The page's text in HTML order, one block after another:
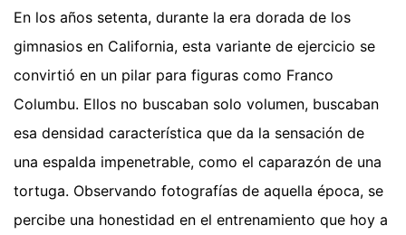
En los años setenta, durante la era dorada de los
gimnasios en California, esta variante de ejercicio se
convirtió en un pilar para figuras como Franco
Columbu. Ellos no buscaban solo volumen, buscaban
esa densidad característica que da la sensación de
una espalda impenetrable, como el caparazón de una
tortuga. Observando fotografías de aquella época, se
percibe una honestidad en el entrenamiento que hoy a